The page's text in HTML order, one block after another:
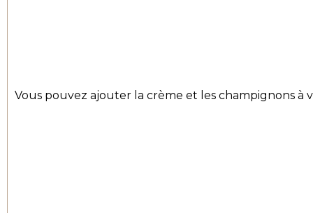
Vous pouvez ajouter la crème et les champignons